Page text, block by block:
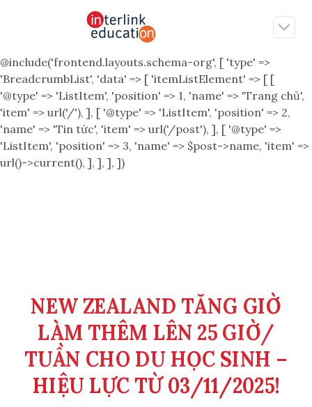
@include('frontend.layouts.schema-org', [ 'type' =>
'BreadcrumbList', 'data' => [ 'itemListElement' => [ [
'@type' => 'ListItem', 'position' => 1, 'name' => 'Trang chủ',
'item' => url('/'), ], [ '@type' => 'ListItem', 'position' => 2,
'name' => 'Tin tức', 'item' => url('/post'), ], [ '@type' =>
'ListItem', 'position' => 3, 'name' => $post->name, 'item' =>
url()->current(), ], ], ], ])
NEW ZEALAND TĂNG GIỜ
LÀM THÊM LÊN 25 GIỜ/
TUẦN CHO DU HỌC SINH –
HIỆU LỰC TỪ 03/11/2025!